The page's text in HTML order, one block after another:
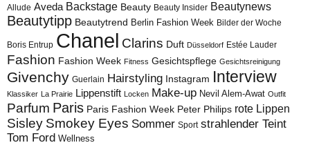
Allude Aveda Backstage Beauty Beauty Insider Beautynews
Beautytipp Beautytrend Berlin Fashion Week Bilder der Woche
Boris Entrup Chanel Clarins Duft Düsseldorf Estée Lauder
Fashion Fashion Week Fitness Gesichtspflege Gesichtsreinigung
Givenchy Guerlain Hairstyling Instagram Interview
Klassiker La Prairie Lippenstift Locken Make-up Nevil Alem-Awat Outfit
Parfum Paris Paris Fashion Week Peter Philips rote Lippen
Sisley Smokey Eyes Sommer Sport strahlender Teint
Tom Ford Wellness